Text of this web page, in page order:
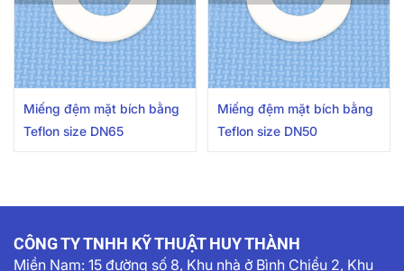
Miếng đệm mặt bích bằng
Teflon size DN65
Miếng đệm mặt bích bằng
Teflon size DN50
CÔNG TY TNHH KỸ THUẬT HUY THÀNH
Miền Nam: 15 đường số 8, Khu nhà ở Bình Chiểu 2, Khu